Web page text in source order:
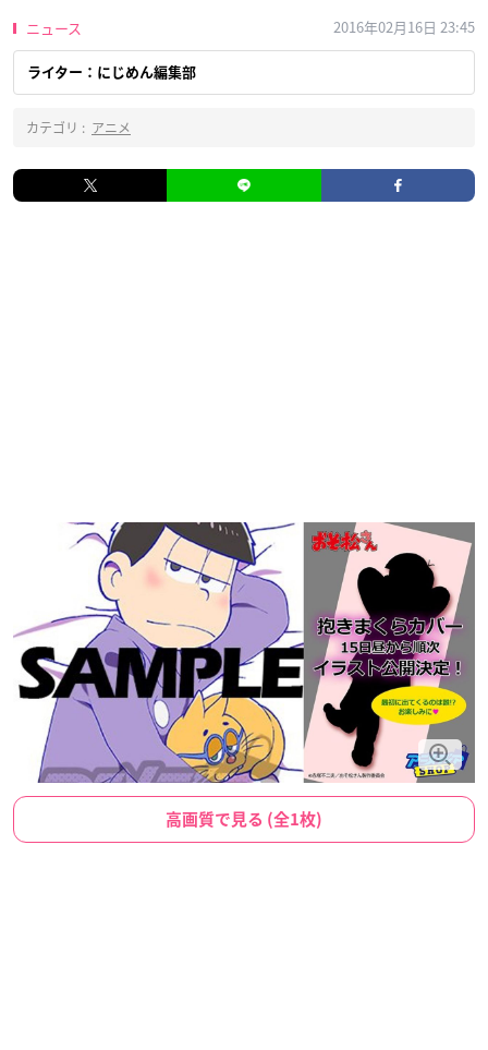
ニュース 2016年02月16日 23:45
ライター：にじめん編集部
カテゴリ : アニメ
高画質で見る (全1枚)